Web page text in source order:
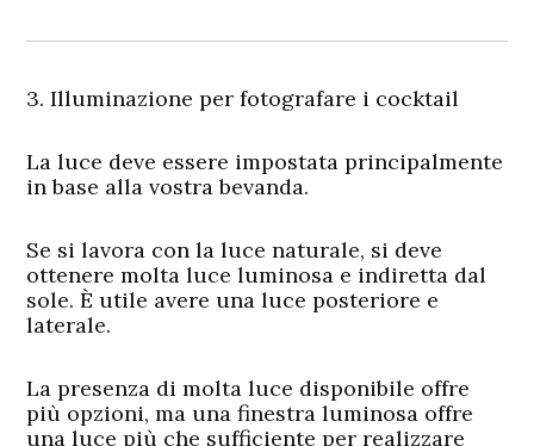
3. Illuminazione per fotografare i cocktail
La luce deve essere impostata principalmente
in base alla vostra bevanda.
Se si lavora con la luce naturale, si deve
ottenere molta luce luminosa e indiretta dal
sole. È utile avere una luce posteriore e
laterale.
La presenza di molta luce disponibile offre
più opzioni, ma una finestra luminosa offre
una luce più che sufficiente per realizzare